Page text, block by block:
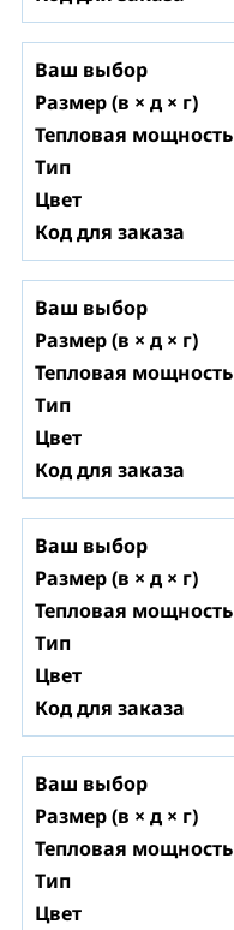
Ваш выбор
Размер (в × д × г)
Тепловая мощность
Тип
Цвет
Код для заказа
Ваш выбор
Размер (в × д × г)
Тепловая мощность
Тип
Цвет
Код для заказа
Ваш выбор
Размер (в × д × г)
Тепловая мощность
Тип
Цвет
Код для заказа
Ваш выбор
Размер (в × д × г)
Тепловая мощность
Тип
Цвет